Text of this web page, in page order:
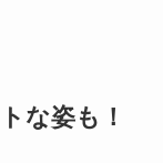
な姿も！